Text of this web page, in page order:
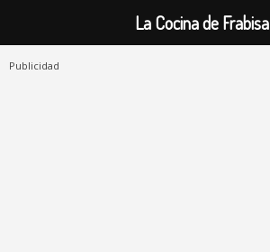
Publicidad
La Cocina de Frabisa